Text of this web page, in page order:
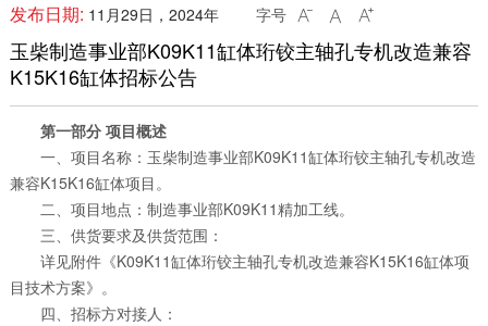
发布日期: 11月29日，2024年 字号   
玉柴制造事业部K09K11缸体珩铰主轴孔专机改造兼容
K15K16缸体招标公告
第一部分 项目概述
一、项目名称：玉柴制造事业部K09K11缸体珩铰主轴孔专机改造
兼容K15K16缸体项目。
二、项目地点：制造事业部K09K11精加工线。
三、供货要求及供货范围：
详见附件《K09K11缸体珩铰主轴孔专机改造兼容K15K16缸体项
目技术方案》。
四、招标方对接人：